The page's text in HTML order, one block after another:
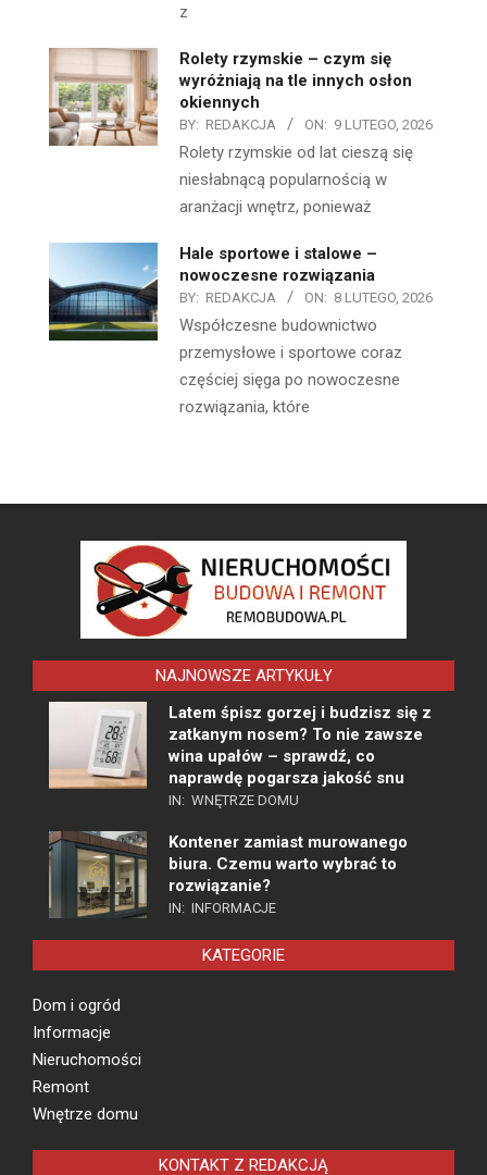
z
Rolety rzymskie – czym się
wyróżniają na tle innych osłon
okiennych
BY: REDAKCJA ON: 9 LUTEGO, 2026
Rolety rzymskie od lat cieszą się
niesłabnącą popularnością w
aranżacji wnętrz, ponieważ
Hale sportowe i stalowe –
nowoczesne rozwiązania
BY: REDAKCJA ON: 8 LUTEGO, 2026
Współczesne budownictwo
przemysłowe i sportowe coraz
częściej sięga po nowoczesne
rozwiązania, które
NAJNOWSZE ARTYKUŁY
Latem śpisz gorzej i budzisz się z
zatkanym nosem? To nie zawsze
wina upałów – sprawdź, co
naprawdę pogarsza jakość snu
IN: WNĘTRZE DOMU
Kontener zamiast murowanego
biura. Czemu warto wybrać to
rozwiązanie?
IN: INFORMACJE
KATEGORIE
Dom i ogród
Informacje
Nieruchomości
Remont
Wnętrze domu
KONTAKT Z REDAKCJĄ